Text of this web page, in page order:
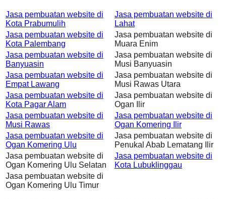
Jasa pembuatan website di
Kota Prabumulih
Jasa pembuatan website di
Lahat
Jasa pembuatan website di
Kota Palembang
Jasa pembuatan website di
Muara Enim
Jasa pembuatan website di
Banyuasin
Jasa pembuatan website di
Musi Banyuasin
Jasa pembuatan website di
Empat Lawang
Jasa pembuatan website di
Musi Rawas Utara
Jasa pembuatan website di
Kota Pagar Alam
Jasa pembuatan website di
Ogan Ilir
Jasa pembuatan website di
Musi Rawas
Jasa pembuatan website di
Ogan Komering Ilir
Jasa pembuatan website di
Ogan Komering Ulu
Jasa pembuatan website di
Penukal Abab Lematang Ilir
Jasa pembuatan website di
Ogan Komering Ulu Selatan
Jasa pembuatan website di
Kota Lubuklinggau
Jasa pembuatan website di
Ogan Komering Ulu Timur